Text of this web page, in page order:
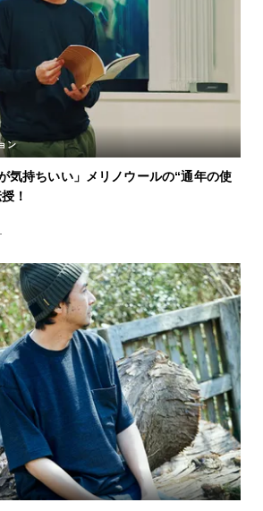
ン
気持ちいい」メリノウールの“通年の使
！